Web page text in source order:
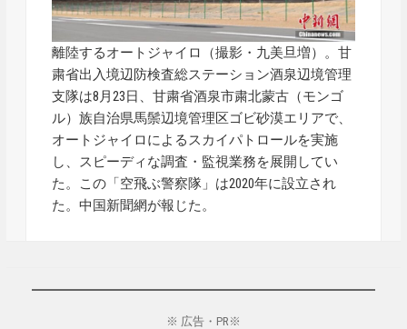
離陸するオートジャイロ（撮影・九美旦増）。甘
粛省出入境辺防検査総ステーション酒泉辺境管理
支隊は8月23日、甘粛省酒泉市粛北蒙古（モンゴ
ル）族自治県馬鬃辺境管理区ゴビ砂漠エリアで、
オートジャイロによるスカイパトロールを実施
し、スピーディな調査・監視業務を展開してい
た。この「空飛ぶ警察隊」は2020年に設立され
た。中国新聞網が報じた。
※ 広告・PR※